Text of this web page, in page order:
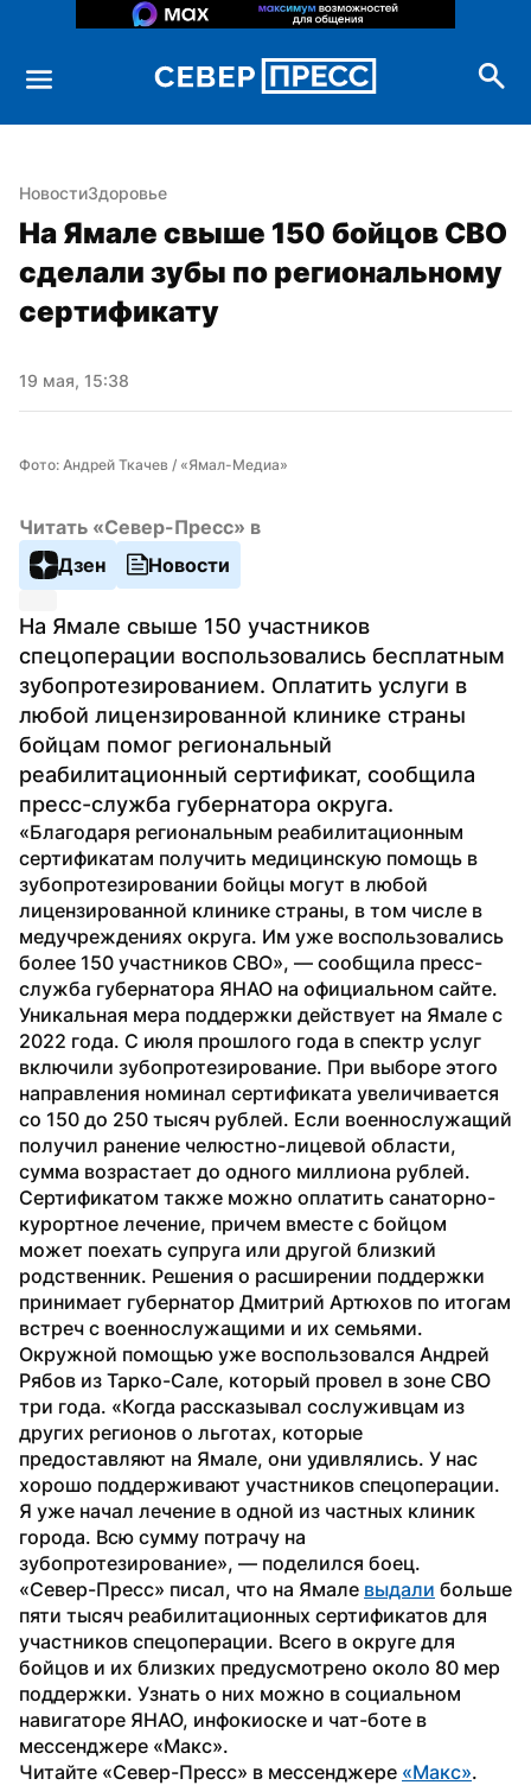
НовостиЗдоровье
На Ямале свыше 150 бойцов СВО
сделали зубы по региональному
сертификату
19 мая, 15:38
Фото: Андрей Ткачев / «Ямал-Медиа»
Читать «Север-Пресс» в
Дзен
Новости
На Ямале свыше 150 участников
спецоперации воспользовались бесплатным
зубопротезированием. Оплатить услуги в
любой лицензированной клинике страны
бойцам помог региональный
реабилитационный сертификат, сообщила
пресс-служба губернатора округа.
«Благодаря региональным реабилитационным
сертификатам получить медицинскую помощь в
зубопротезировании бойцы могут в любой
лицензированной клинике страны, в том числе в
медучреждениях округа. Им уже воспользовались
более 150 участников СВО», — сообщила пресс-
служба губернатора ЯНАО на официальном сайте.
Уникальная мера поддержки действует на Ямале с
2022 года. С июля прошлого года в спектр услуг
включили зубопротезирование. При выборе этого
направления номинал сертификата увеличивается
со 150 до 250 тысяч рублей. Если военнослужащий
получил ранение челюстно-лицевой области,
сумма возрастает до одного миллиона рублей.
Сертификатом также можно оплатить санаторно-
курортное лечение, причем вместе с бойцом
может поехать супруга или другой близкий
родственник. Решения о расширении поддержки
принимает губернатор Дмитрий Артюхов по итогам
встреч с военнослужащими и их семьями.
Окружной помощью уже воспользовался Андрей
Рябов из Тарко-Сале, который провел в зоне СВО
три года. «Когда рассказывал сослуживцам из
других регионов о льготах, которые
предоставляют на Ямале, они удивлялись. У нас
хорошо поддерживают участников спецоперации.
Я уже начал лечение в одной из частных клиник
города. Всю сумму потрачу на
зубопротезирование», — поделился боец.
«Север-Пресс» писал, что на Ямале выдали больше
пяти тысяч реабилитационных сертификатов для
участников спецоперации. Всего в округе для
бойцов и их близких предусмотрено около 80 мер
поддержки. Узнать о них можно в социальном
навигаторе ЯНАО, инфокиоске и чат-боте в
мессенджере «Макс».
Читайте «Север-Пресс» в мессенджере «Макс».